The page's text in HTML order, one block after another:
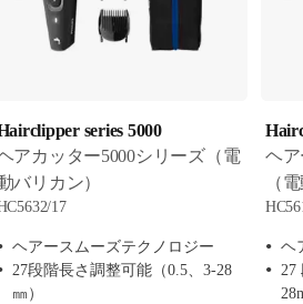
series 5000
アカッター5000シリーズ（電
バリカン）
17
ヘアースムーズテクノロジー
27段階長さ調整可能（0.5、3-28
㎜）
ヘア
（
ヘ
27